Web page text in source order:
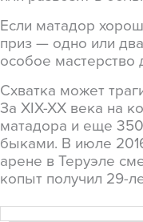
Если матадор
приз — одно или
особое мастерство
Схватка может
За XIX-XX века на
матадора и еще 350
быками. В июле
арене в Теруэле
копыт получил 29-